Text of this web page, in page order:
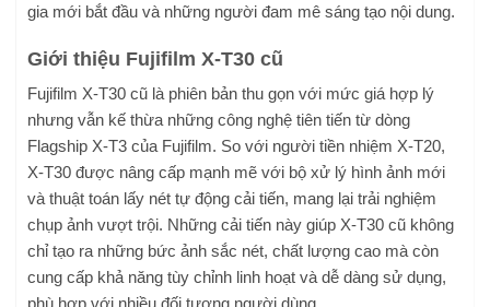
gia mới bắt đầu và những người đam mê sáng tạo nội dung.
Giới thiệu Fujifilm X-T30 cũ
Fujifilm X-T30 cũ là phiên bản thu gọn với mức giá hợp lý
nhưng vẫn kế thừa những công nghệ tiên tiến từ dòng
Flagship X-T3 của Fujifilm. So với người tiền nhiệm X-T20,
X-T30 được nâng cấp mạnh mẽ với bộ xử lý hình ảnh mới
và thuật toán lấy nét tự động cải tiến, mang lại trải nghiệm
chụp ảnh vượt trội. Những cải tiến này giúp X-T30 cũ không
chỉ tạo ra những bức ảnh sắc nét, chất lượng cao mà còn
cung cấp khả năng tùy chỉnh linh hoạt và dễ dàng sử dụng,